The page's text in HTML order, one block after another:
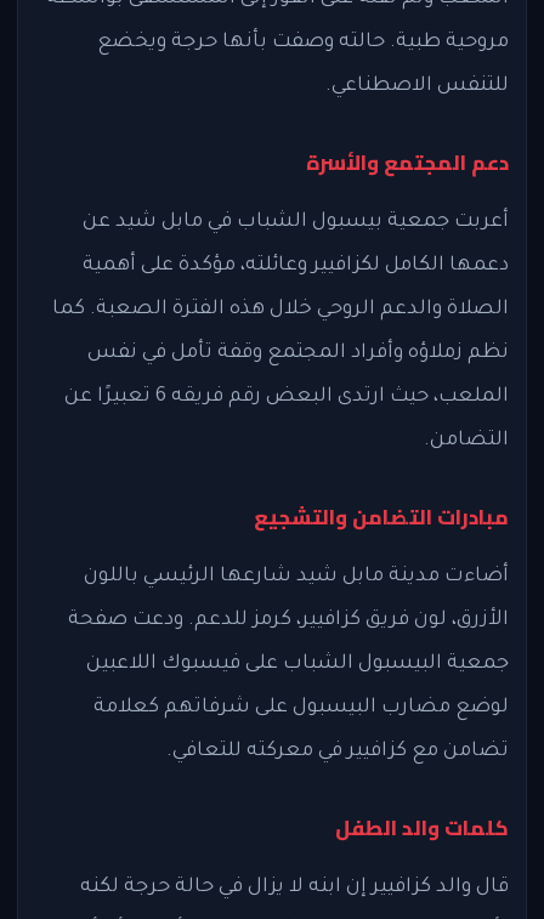
مروحية طبية. حالته وصفت بأنها حرجة ويخضع
للتنفس الاصطناعي.
دعم المجتمع والأسرة
أعربت جمعية بيسبول الشباب في مابل شيد عن
دعمها الكامل لكزافيير وعائلته، مؤكدة على أهمية
الصلاة والدعم الروحي خلال هذه الفترة الصعبة. كما
نظم زملاؤه وأفراد المجتمع وقفة تأمل في نفس
الملعب، حيث ارتدى البعض رقم فريقه 6 تعبيرًا عن
التضامن.
مبادرات التضامن والتشجيع
أضاءت مدينة مابل شيد شارعها الرئيسي باللون
الأزرق، لون فريق كزافيير، كرمز للدعم. ودعت صفحة
جمعية البيسبول الشباب على فيسبوك اللاعبين
لوضع مضارب البيسبول على شرفاتهم كعلامة
تضامن مع كزافيير في معركته للتعافي.
كلمات والد الطفل
قال والد كزافيير إن ابنه لا يزال في حالة حرجة لكنه